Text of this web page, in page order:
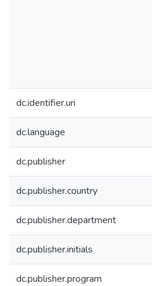
dc.identifier.uri
dc.language
dc.publisher
dc.publisher.country
dc.publisher.department
dc.publisher.initials
dc.publisher.program